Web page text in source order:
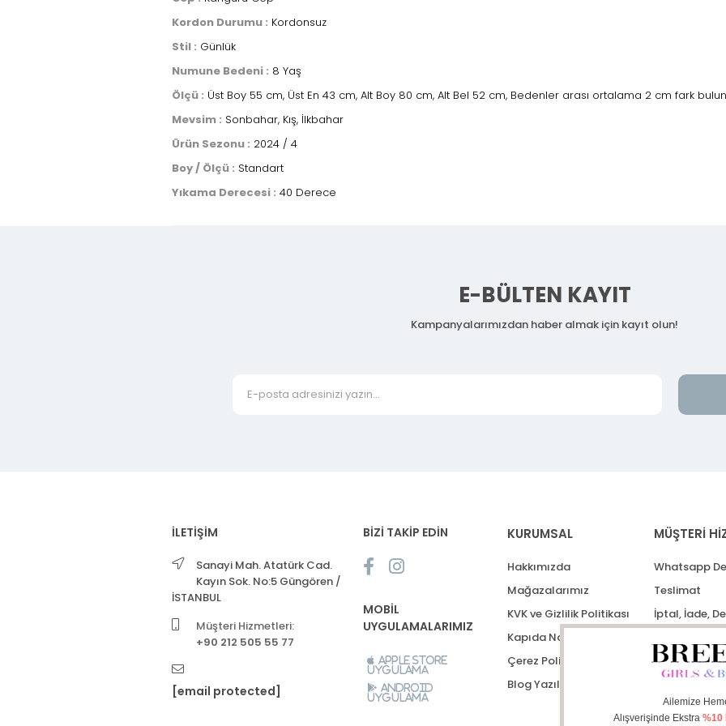
Kordon Durumu : Kordonsuz
Stil : Günlük
Numune Bedeni : 8 Yaş
Ölçü : Üst Boy 55 cm, Üst En 43 cm, Alt Boy 80 cm, Alt Bel 52 cm, Bedenler arası ortalama 2 cm fark
Mevsim : Sonbahar, Kış, İlkbahar
Ürün Sezonu : 2024 / 4
Boy / Ölçü : Standart
Yıkama Derecesi : 40 Derece
E-BÜLTEN KAYIT
Kampanyalarımızdan haber almak için kayıt olun!
İLETİŞİM
Sanayi Mah. Atatürk Cad.
Kayın Sok. No:5 Güngören /
İSTANBUL
Müşteri Hizmetleri:
+90 212 505 55 77
[email protected]
BİZİ TAKİP EDİN
MOBİL
UYGULAMALARIMIZ
Apple Store
Uygulama
Android
Uygulama
KURUMSAL
Hakkımızda
Mağazalarımız
KVK ve Gizlilik Politikası
Kapıda Nakit Ödeme
Çerez Politikası
Blog Yazıları
MÜŞTERİ
Whatsapp
Teslimat
İptal, İade,